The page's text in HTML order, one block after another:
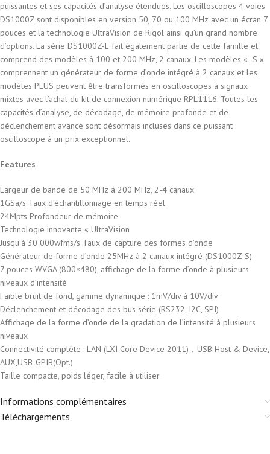
puissantes et ses capacités d’analyse étendues. Les oscilloscopes 4 voies
DS1000Z sont disponibles en version 50, 70 ou 100 MHz avec un écran 7
pouces et la technologie UltraVision de Rigol ainsi qu’un grand nombre
d’options. La série DS1000Z-E fait également partie de cette famille et
comprend des modèles à 100 et 200 MHz, 2 canaux. Les modèles « -S »
comprennent un générateur de forme d’onde intégré à 2 canaux et les
modèles PLUS peuvent être transformés en oscilloscopes à signaux
mixtes avec l’achat du kit de connexion numérique RPL1116. Toutes les
capacités d’analyse, de décodage, de mémoire profonde et de
déclenchement avancé sont désormais incluses dans ce puissant
oscilloscope à un prix exceptionnel.
Features
Largeur de bande de 50 MHz à 200 MHz, 2-4 canaux
1GSa/s Taux d’échantillonnage en temps réel
24Mpts Profondeur de mémoire
Technologie innovante « UltraVision
Jusqu’à 30 000wfms/s Taux de capture des formes d’onde
Générateur de forme d’onde 25MHz à 2 canaux intégré (DS1000Z-S)
7 pouces WVGA (800×480), affichage de la forme d’onde à plusieurs
niveaux d’intensité
Faible bruit de fond, gamme dynamique : 1mV/div à 10V/div
Déclenchement et décodage des bus série (RS232, I2C, SPI)
Affichage de la forme d’onde de la gradation de l’intensité à plusieurs
niveaux
Connectivité complète : LAN (LXI Core Device 2011)，USB Host & Device,
AUX,USB-GPIB(Opt.)
Taille compacte, poids léger, facile à utiliser
Informations complémentaires
Téléchargements